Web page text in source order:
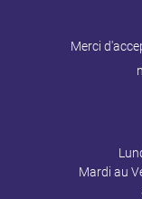
Merci
Mardi au